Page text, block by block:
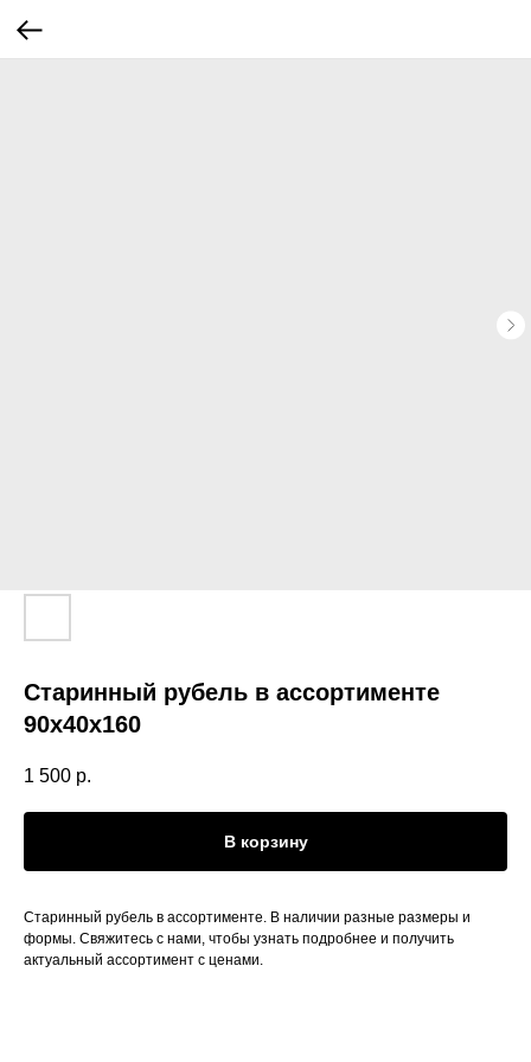
Старинный рубель в ассортименте
90x40x160
1 500 р.
В корзину
Старинный рубель в ассортименте. В наличии разные размеры и
формы. Свяжитесь с нами, чтобы узнать подробнее и получить
актуальный ассортимент с ценами.